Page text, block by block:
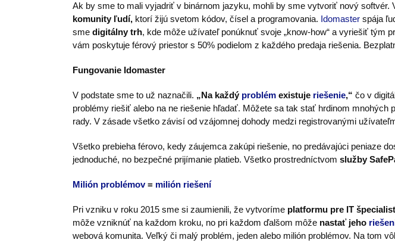
Ak by sme to mali vyjadriť v binárnom jazyku, mohli by sme vytvoriť nový
komunity ľudí, ktorí žijú svetom kódov, čísel a programovania. Idomaster spája
sme digitálny trh, kde môže užívateľ ponúknuť svoje „know-how“ a vyriešiť tým
vám poskytuje férový priestor s 50% podielom z každého predaja riešenia.
Fungovanie Idomaster
V podstate sme to už naznačili. „Na každý problém existuje riešenie,“ čo v
problémy riešiť alebo na ne riešenie hľadať. Môžete sa tak stať hrdinom
rady. V zásade všetko závisí od vzájomnej dohody medzi registrovanými
Všetko prebieha férovo, kedy záujemca zakúpi riešenie, no predávajúci peniaze
jednoduché, no bezpečné prijímanie platieb. Všetko prostredníctvom služby
Milión problémov= milión riešení
Pri vzniku v roku 2015 sme si zaumienili, že vytvoríme platformu pre IT
môže vzniknúť na každom kroku, no pri každom ďalšom môže nastať jeho
webová komunita. Veľký či malý problém, jeden alebo milión problémov. Na tom